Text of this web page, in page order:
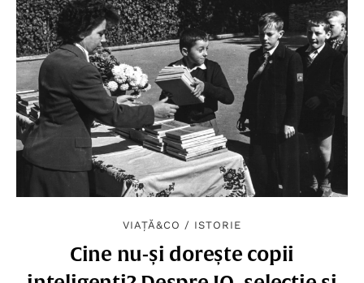
VIAȚĂ&CO / ISTORIE
Cine nu-și dorește copii